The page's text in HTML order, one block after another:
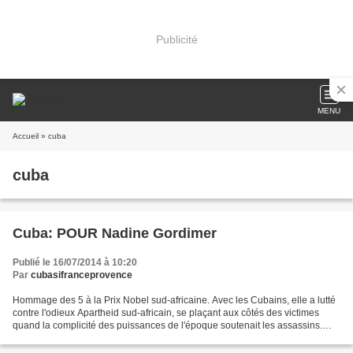
Publicité
MENU
Accueil » cuba
cuba
Cuba: POUR Nadine Gordimer
Publié le 16/07/2014 à 10:20
Par cubasifranceprovence
Hommage des 5 à la Prix Nobel sud-africaine. Avec les Cubains, elle a lutté
contre l'odieux Apartheid sud-africain, se plaçant aux côtés des victimes
quand la complicité des puissances de l'époque soutenait les assassins.